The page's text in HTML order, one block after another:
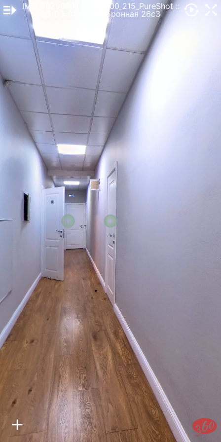
IMG_20250901_103719_00_215_PureShot::
25-09-01 Малая Бронная 26с3